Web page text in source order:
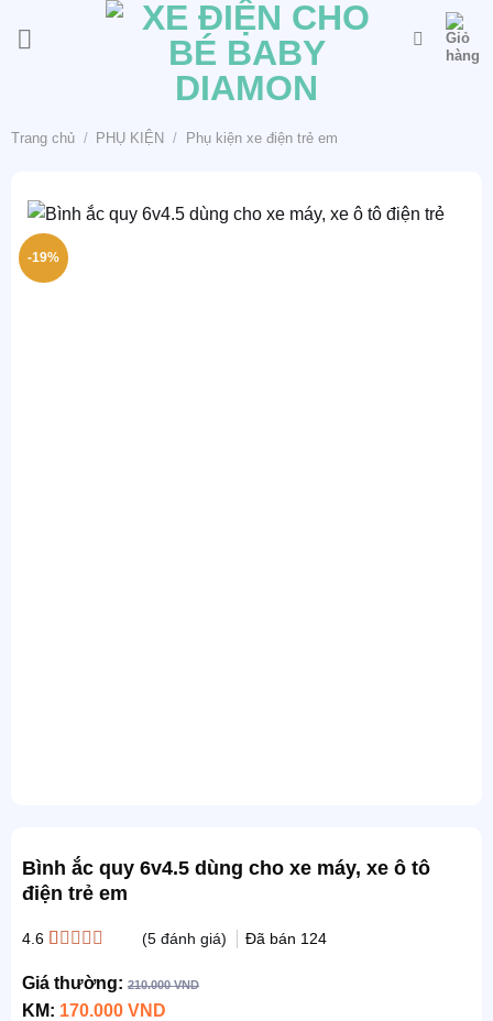
Trang chủ / PHỤ KIỆN / Phụ kiện xe điện trẻ em
-19%
Bình ắc quy 6v4.5 dùng cho xe máy, xe ô tô
điện trẻ em
4.6
dựa trên
đánh giá
(5đánh giá) Đã bán 124
Giá thường:210.000VND
KM: 170.000 VND